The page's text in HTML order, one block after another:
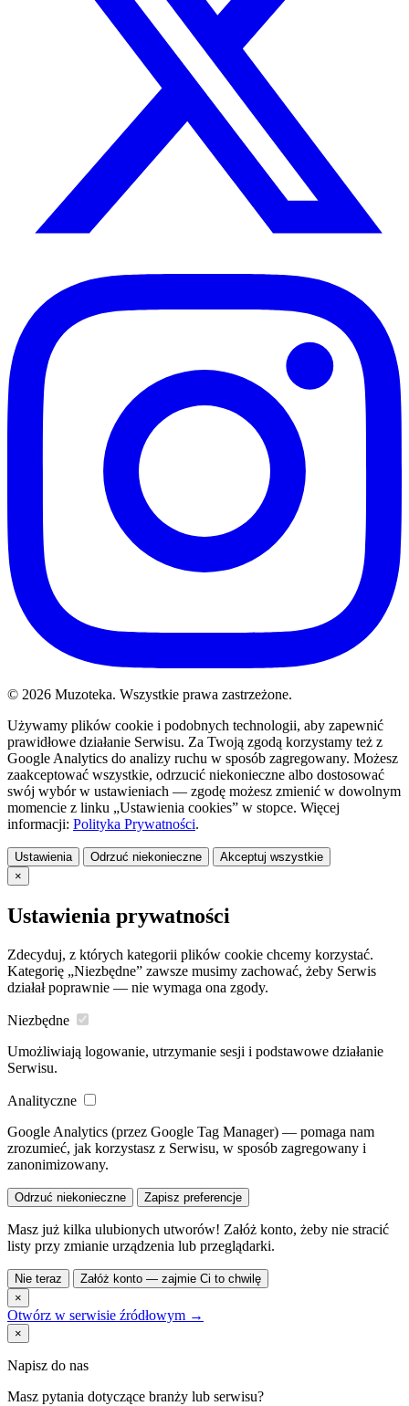
© 2026 Muzoteka. Wszystkie prawa zastrzeżone.
Używamy plików cookie i podobnych technologii, aby zapewnić
prawidłowe działanie Serwisu. Za Twoją zgodą korzystamy też z
Google Analytics do analizy ruchu w sposób zagregowany. Możesz
zaakceptować wszystkie, odrzucić niekonieczne albo dostosować
swój wybór w ustawieniach — zgodę możesz zmienić w dowolnym
momencie z linku „Ustawienia cookies” w stopce. Więcej
informacji: Polityka Prywatności.
Ustawienia Odrzuć niekonieczne
Akceptuj wszystkie
×
Ustawienia prywatności
Zdecyduj, z których kategorii plików cookie chcemy korzystać.
Kategorię „Niezbędne” zawsze musimy zachować, żeby Serwis
działał poprawnie — nie wymaga ona zgody.
Niezbędne
Umożliwiają logowanie, utrzymanie sesji i podstawowe działanie
Serwisu.
Analityczne
Google Analytics (przez Google Tag Manager) — pomaga nam
zrozumieć, jak korzystasz z Serwisu, w sposób zagregowany i
zanonimizowany.
Odrzuć niekonieczne Zapisz preferencje
Masz już kilka ulubionych utworów! Załóż konto, żeby nie stracić
listy przy zmianie urządzenia lub przeglądarki.
Nie teraz
Załóż konto — zajmie Ci to chwilę
×
Otwórz w serwisie źródłowym →
×
Napisz do nas
Masz pytania dotyczące branży lub serwisu?